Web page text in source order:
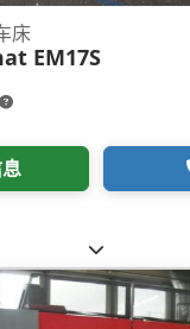
床
EM17S